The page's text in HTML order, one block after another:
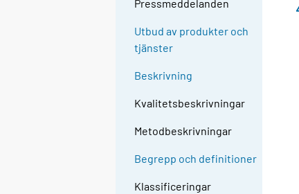
Pressmeddelanden
Utbud av produkter och
tjänster
Beskrivning
Kvalitetsbeskrivningar
Metodbeskrivningar
Begrepp och definitioner
Klassificeringar